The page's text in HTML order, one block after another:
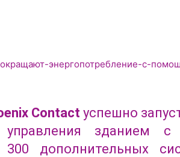
Contact успешно
зданием с
дополнительных